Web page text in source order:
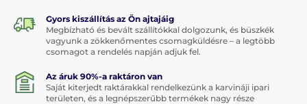
Gyors kiszállítás az Ön ajtajáig
Megbízható és bevált szállítókkal dolgozunk, és büszkék
vagyunk a zökkenőmentes csomagküldésre – a legtöbb
csomagot a rendelés napján adjuk fel.
Az áruk 90%-a raktáron van
Saját kiterjedt raktárakkal rendelkezünk a karvináji ipari
területen, és a legnépszerűbb termékek nagy része